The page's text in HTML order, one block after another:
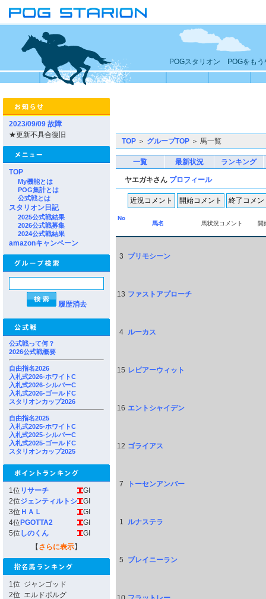
POGスタリオン POGをもう
2023/09/09 故障
★更新不具合復旧
TOP
My機能とは
POG集計とは
公式戦とは
スタリオン日記
2025公式戦結果
2026公式戦募集
2024公式戦結果
amazonキャンペーン
履歴消去
公式戦って何？
2026公式戦概要
自由指名2026
入札式2026-ホワイトC
入札式2026-シルバーC
入札式2026-ゴールドC
スタリオンカップ2026
自由指名2025
入札式2025-ホワイトC
入札式2025-シルバーC
入札式2025-ゴールドC
スタリオンカップ2025
1位 リサーチ
GI
2位ジェンティルトシ
GI
3位 ＨＡＬ
GI
4位 PGOTTA2
GI
5位 しのくん
GI
【 さらに表示】
1位 ジャンゴッド
2位 エルドボルグ
TOP ＞ グループTOP ＞ 馬一覧
一覧 最新状況 ランキング
ヤエガキさん プロフィール
No
馬名
馬状況コメント 開
3 プリモシーン
13 ファストアプローチ
4 ルーカス
15 レピアーウィット
16 エントシャイデン
12 ゴライアス
7 トーセンアンバー
1 ルナステラ
5 ブレイニーラン